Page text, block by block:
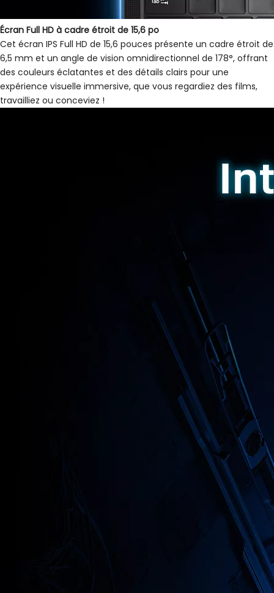
Écran Full HD à cadre étroit de 15,6 po
Cet écran IPS Full HD de 15,6 pouces présente un cadre étroit de
6,5 mm et un angle de vision omnidirectionnel de 178°, offrant
des couleurs éclatantes et des détails clairs pour une
expérience visuelle immersive, que vous regardiez des films,
travailliez ou conceviez !